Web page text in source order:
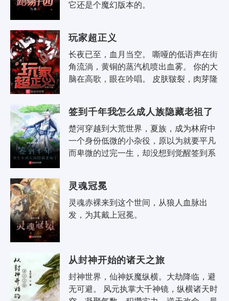
它还是个魔幻版本的。
玩家超正义
长夜已至，血月当空。 嘶哑的低语声在街
角流淌，黄铜的蒸汽机喷出血雾。 你的大
脑在高歌，眼在吟唱。 皮肤皲裂，肉芽隆
签到千年我怎么成人族隐藏老祖了
楚河穿越到大荒世界，夏族，成为林府中
一个身份低微的小杂役，原以为就要平凡
而卑微的过完一生，却没想到觉醒签到系
灵魂冠冕
灵魂赤裸来到这个世间，从狼人血脉出
发，为其戴上冠冕。
从封神开始的诸天之旅
封神世界，仙神妖魔纵横。大劫降临，避
无可避。 风元执掌大千神镜，纵横诸天时